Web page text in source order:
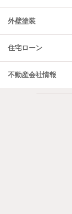
外壁塗装
住宅ローン
不動産会社情報